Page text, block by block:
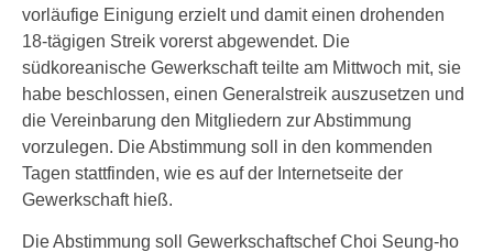
vorläufige Einigung erzielt und damit einen drohenden
18-tägigen Streik vorerst abgewendet. Die
südkoreanische Gewerkschaft teilte am Mittwoch mit, sie
habe beschlossen, einen Generalstreik auszusetzen und
die Vereinbarung den Mitgliedern zur Abstimmung
vorzulegen. Die Abstimmung soll in den kommenden
Tagen stattfinden, wie es auf der Internetseite der
Gewerkschaft hieß.
Die Abstimmung soll Gewerkschaftschef Choi Seung-ho